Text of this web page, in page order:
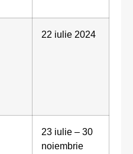
22 iulie 2024
23 iulie – 30
noiembrie